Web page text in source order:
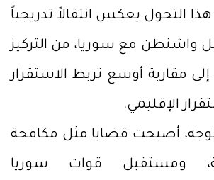
التحول يعكس انتقالاً تدريجياً
واشنطن مع سوريا، من التركيز
إلى مقاربة أوسع تربط الاستقرار
الإقليمي.
أصبحت قضايا مثل مكافحة
ومستقبل قوات سوريا